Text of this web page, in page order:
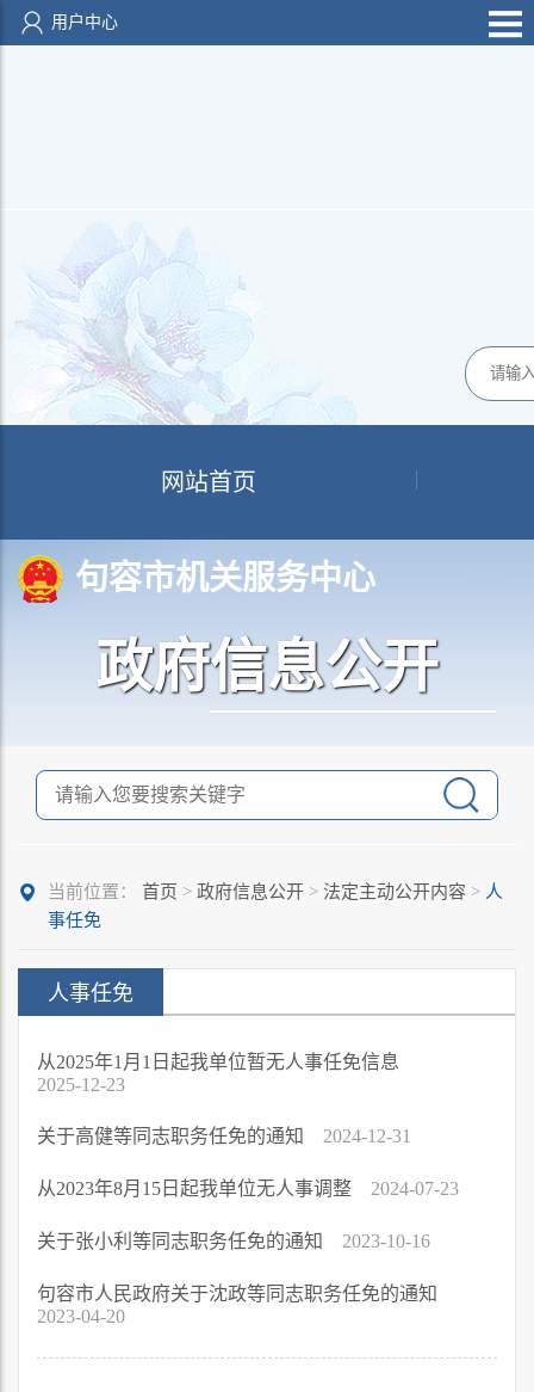
用户中心
网站首页
句容市机关服务中心
政府信息公开
当前位置： 首页 > 政府信息公开 > 法定主动公开内容 > 人
事任免
人事任免
从2025年1月1日起我单位暂无人事任免信息
2025-12-23
关于高健等同志职务任免的通知 2024-12-31
从2023年8月15日起我单位无人事调整 2024-07-23
关于张小利等同志职务任免的通知 2023-10-16
句容市人民政府关于沈政等同志职务任免的通知
2023-04-20